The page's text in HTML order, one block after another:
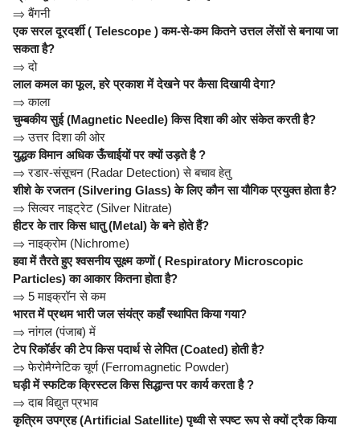
⇒बैंगनी
एक सरल दूरदर्शी ( Telescope ) कम-से-कम कितने उत्तल लेंसों से बनाया जा
सकता है?
⇒ दो
लाल कमल का फूल, हरे प्रकाश में देखने पर कैसा दिखायी देगा?
⇒काला
चुम्बकीय सुई (Magnetic Needle) किस दिशा की ओर संकेत करती है?
⇒ उत्तर दिशा की ओर
युद्धक विमान अधिक ऊँचाईयों पर क्यों उड़ते है ?
⇒रडार-संसूचन (Radar Detection) से बचाव हेतु
शीशे के रजतन (Silvering Glass) के लिए कौन सा यौगिक प्रयुक्त होता है?
⇒ सिल्वर नाइट्रेट (Silver Nitrate)
हीटर के तार किस धातु (Metal) के बने होते हैं?
⇒नाइक्रोम (Nichrome)
हवा में तैरते हुए श्वसनीय सूक्ष्म कणों ( Respiratory Microscopic
Particles) का आकार कितना होता है?
⇒ 5 माइक्रॉन से कम
भारत में प्रथम भारी जल संयंत्र कहाँ स्थापित किया गया?
⇒नांगल (पंजाब) में
टेप रिकॉर्डर की टेप किस पदार्थ से लेपित (Coated) होती है?
⇒फेरोमैग्नेटिक चूर्ण (Ferromagnetic Powder)
घड़ी में स्फटिक क्रिस्टल किस सिद्धान्त पर कार्य करता है ?
⇒ दाब विद्युत प्रभाव
कृत्रिम उपग्रह (Artificial Satellite) पृथ्वी से स्पष्ट रूप से क्यों ट्रैक किया